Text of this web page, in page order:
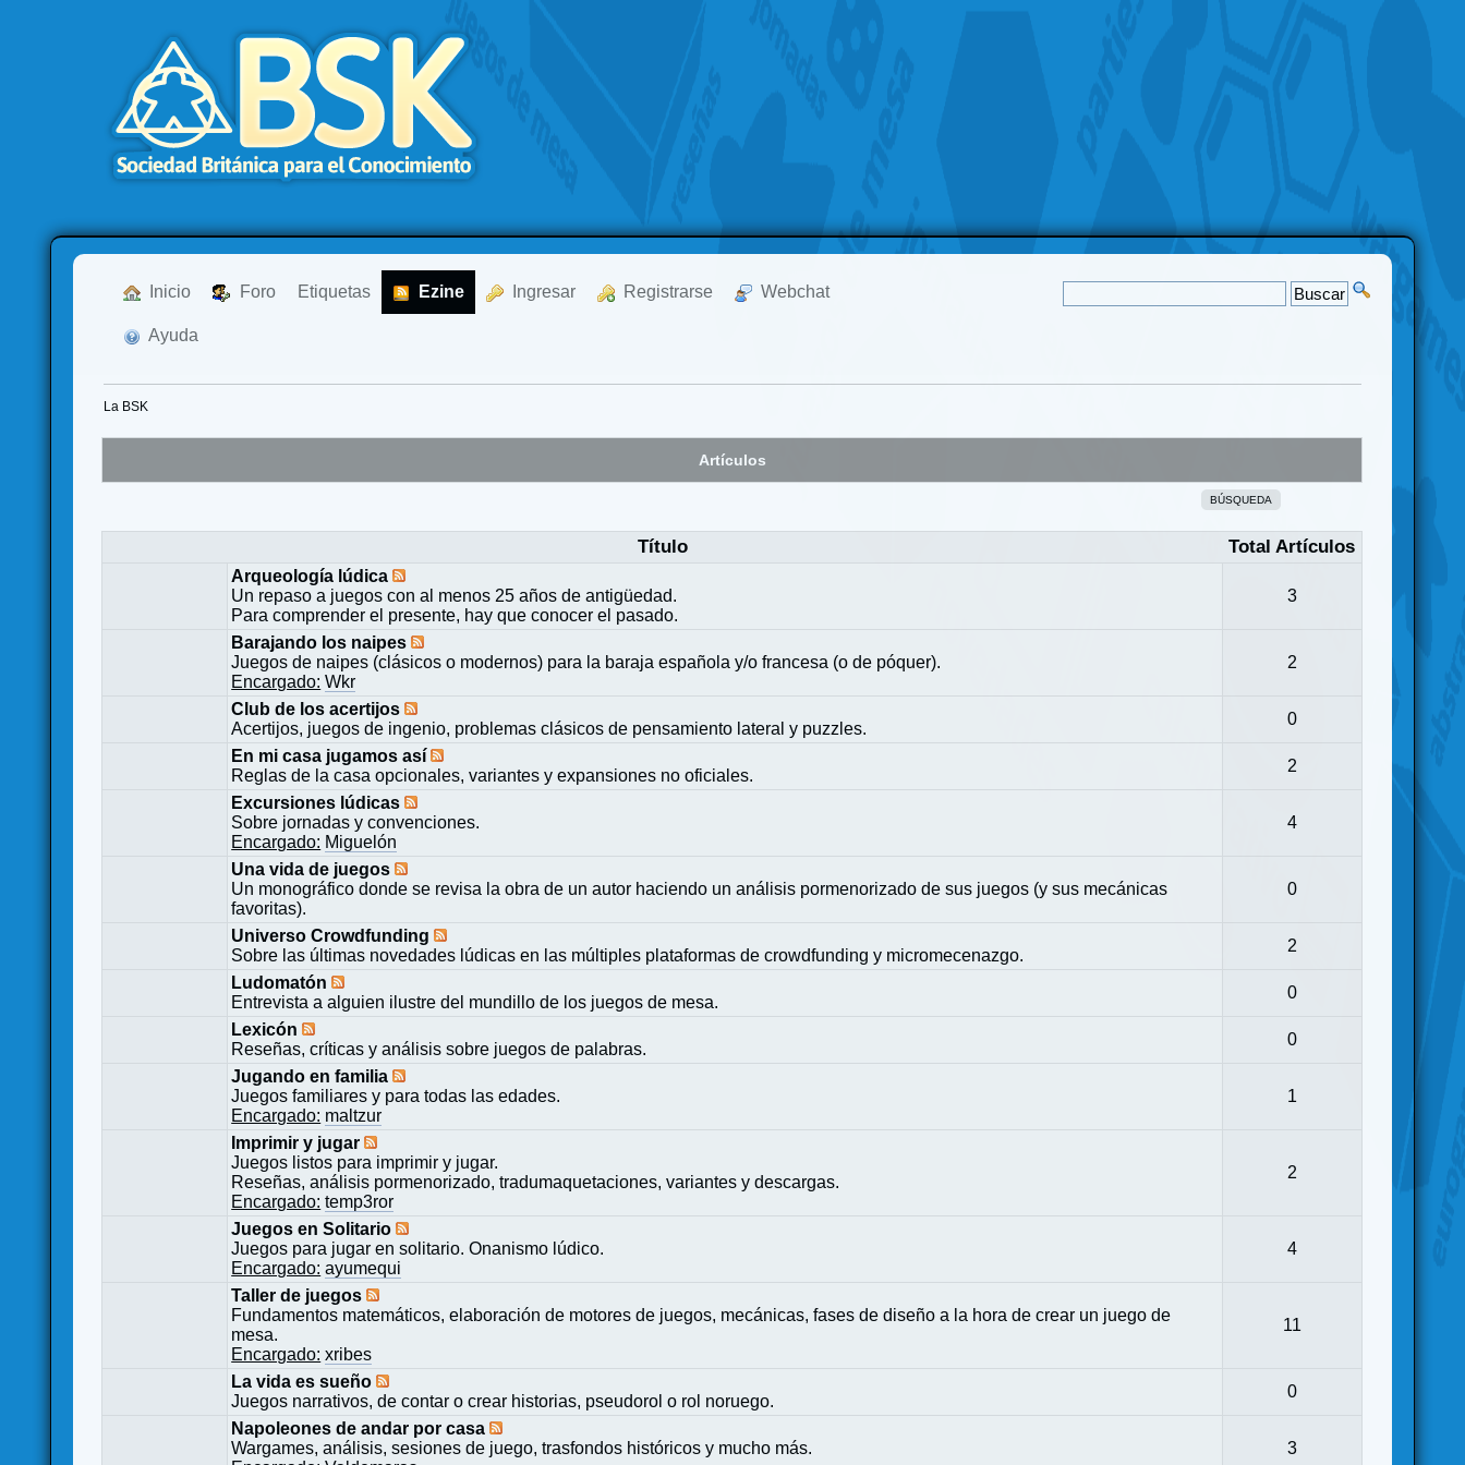
Inicio Foro Etiquetas Ezine Ingresar Registrarse Webchat
Ayuda
La BSK
Artículos
BÚSQUEDA
Título Total Artículos
Arqueología lúdica
Un repaso a juegos con al menos 25 años de antigüedad.
Para comprender el presente, hay que conocer el pasado.
3
Barajando los naipes
Juegos de naipes (clásicos o modernos) para la baraja española y/o francesa (o de póquer).
Encargado: Wkr
2
Club de los acertijos
Acertijos, juegos de ingenio, problemas clásicos de pensamiento lateral y puzzles.
0
En mi casa jugamos así
Reglas de la casa opcionales, variantes y expansiones no oficiales.
2
Excursiones lúdicas
Sobre jornadas y convenciones.
Encargado: Miguelón
4
Una vida de juegos
Un monográfico donde se revisa la obra de un autor haciendo un análisis pormenorizado de sus juegos (y sus mecánicas
favoritas).
0
Universo Crowdfunding
Sobre las últimas novedades lúdicas en las múltiples plataformas de crowdfunding y micromecenazgo.
2
Ludomatón
Entrevista a alguien ilustre del mundillo de los juegos de mesa.
0
Lexicón
Reseñas, críticas y análisis sobre juegos de palabras.
0
Jugando en familia
Juegos familiares y para todas las edades.
Encargado: maltzur
1
Imprimir y jugar
Juegos listos para imprimir y jugar.
Reseñas, análisis pormenorizado, tradumaquetaciones, variantes y descargas.
Encargado: temp3ror
2
Juegos en Solitario
Juegos para jugar en solitario. Onanismo lúdico.
Encargado: ayumequi
4
Taller de juegos
Fundamentos matemáticos, elaboración de motores de juegos, mecánicas, fases de diseño a la hora de crear un juego de
mesa.
Encargado: xribes
11
La vida es sueño
Juegos narrativos, de contar o crear historias, pseudorol o rol noruego.
0
Napoleones de andar por casa
Wargames, análisis, sesiones de juego, trasfondos históricos y mucho más.
3